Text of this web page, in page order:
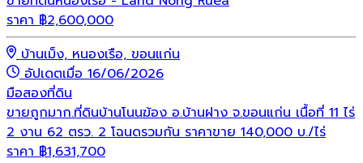
ราคา ฿2,600,000
บ้านเม็ง, หนองเรือ, ขอนแก่น
อัปเดตเมื่อ 16/06/2026
มือสองที่ดิน
ขายถูกมาก.ที่ดินบ้านโนนฆ้อง อ.บ้านฝาง จ.ขอนแก่น เนื้อที่ 11 ไร่
2 งาน 62 ตรว. 2 โฉนดรวมกัน ราคาขาย 140,000 บ./ไร่
ราคา ฿1,631,700